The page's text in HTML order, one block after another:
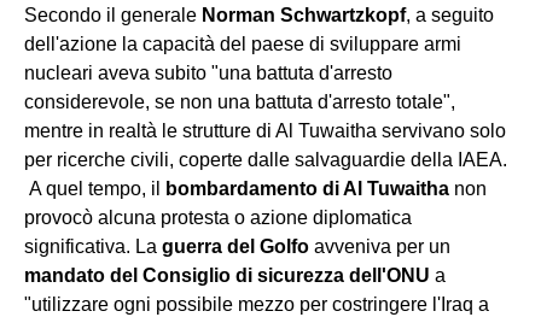
Secondo il generale Norman Schwartzkopf, a seguito
dell'azione la capacità del paese di sviluppare armi
nucleari aveva subito "una battuta d'arresto
considerevole, se non una battuta d'arresto totale",
mentre in realtà le strutture di Al Tuwaitha servivano solo
per ricerche civili, coperte dalle salvaguardie della IAEA.
A quel tempo, il
bombardamento di Al Tuwaitha non
provocò alcuna protesta o azione diplomatica
significativa. La guerra del Golfo avveniva per un
mandato del Consiglio di sicurezza dell'ONU a
"utilizzare ogni possibile mezzo per costringere l'Iraq a